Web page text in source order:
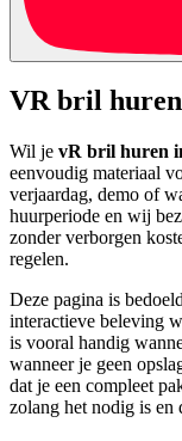
VR bril
Wil je vR bril huren
eenvoudig materiaal
verjaardag, demo of
huurperiode en wij
zonder verborgen
regelen.
Deze pagina is
interactieve beleving
is vooral handig
wanneer je geen
dat je een compleet
zolang het nodig is en